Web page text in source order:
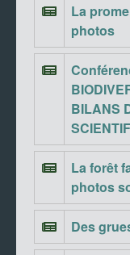
La
photos
BILANS
La forêt
photos
Des